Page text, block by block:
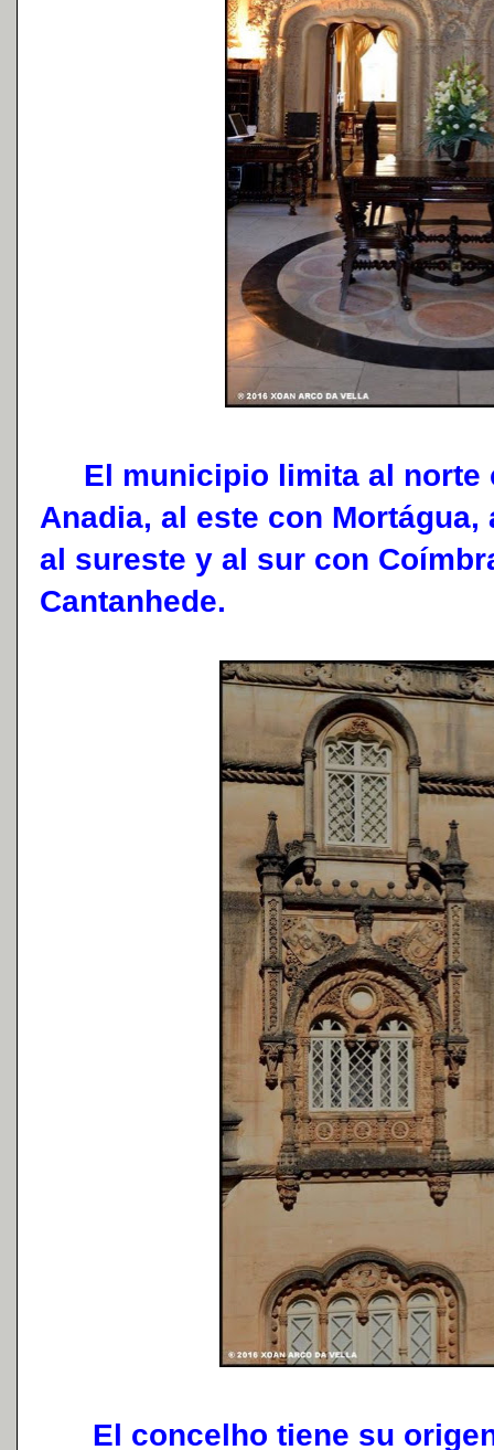
El municipio limita al norte
Anadia, al este con
al sureste y al sur con
Cantanhede.
El concelho tiene su